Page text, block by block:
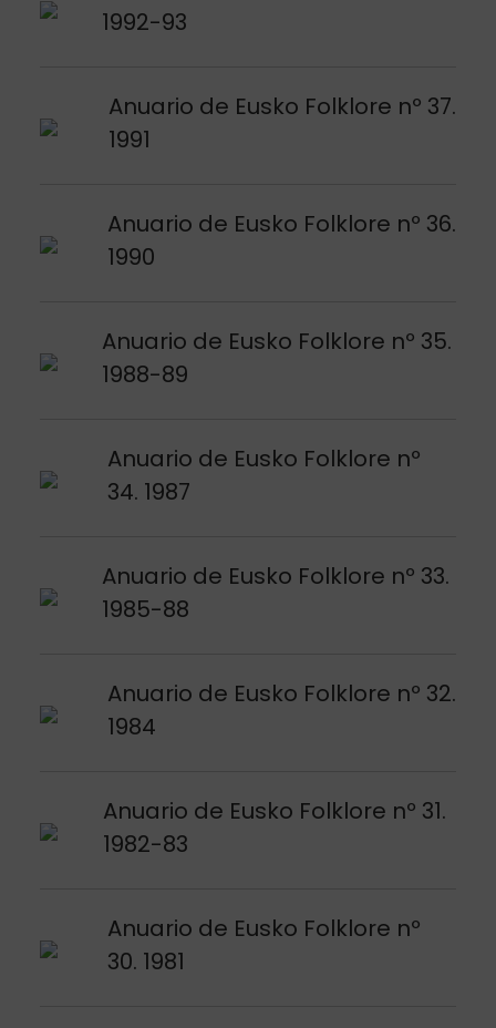
1992-93
Anuario de Eusko Folklore nº 37.
1991
Argitalpena ikusi
Anuario de Eusko Folklore nº 36.
1990
Argitalpena ikusi
Anuario de Eusko Folklore nº 35.
1988-89
Argitalpena ikusi
Anuario de Eusko Folklore nº
34. 1987
Argitalpena ikusi
Anuario de Eusko Folklore nº 33.
1985-88
Argitalpena ikusi
Anuario de Eusko Folklore nº 32.
1984
Argitalpena ikusi
Anuario de Eusko Folklore nº 31.
1982-83
Argitalpena ikusi
Anuario de Eusko Folklore nº
30. 1981
Argitalpena ikusi